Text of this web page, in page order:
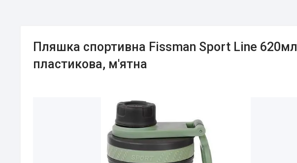
Пляшка спортивна Fissman Sport Line 620мл
пластикова, м'ятна